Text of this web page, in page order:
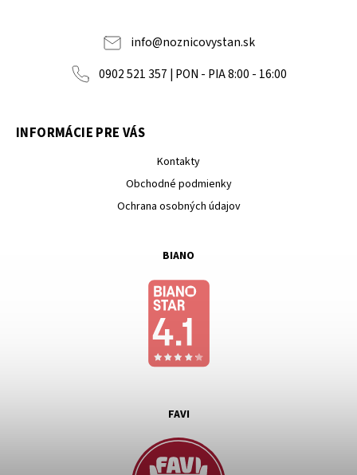
info@noznicovystan.sk
0902 521 357 | PON - PIA 8:00 - 16:00
INFORMÁCIE PRE VÁS
Kontakty
Obchodné podmienky
Ochrana osobných údajov
BIANO
FAVI